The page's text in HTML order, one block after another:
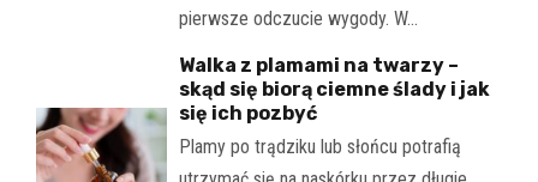
pierwsze odczucie wygody. W…
Walka z plamami na twarzy –
skąd się biorą ciemne ślady i jak
się ich pozbyć
Plamy po trądziku lub słońcu potrafią